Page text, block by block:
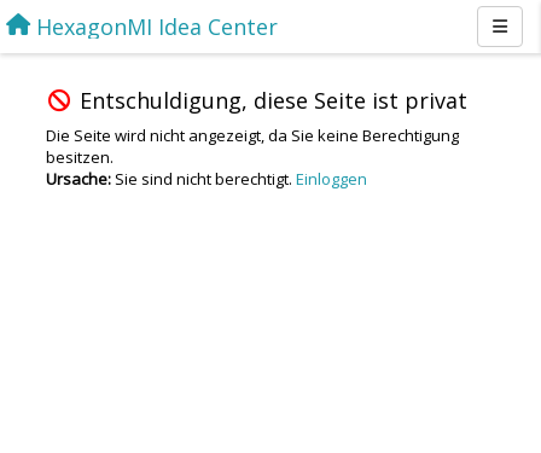
HexagonMI Idea Center
Entschuldigung, diese Seite ist privat
Die Seite wird nicht angezeigt, da Sie keine Berechtigung
besitzen.
Ursache: Sie sind nicht berechtigt. Einloggen